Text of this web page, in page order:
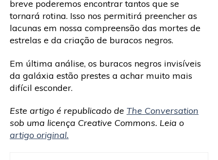
breve poderemos encontrar tantos que se
tornará rotina. Isso nos permitirá preencher as
lacunas em nossa compreensão das mortes de
estrelas e da criação de buracos negros.
Em última análise, os buracos negros invisíveis
da galáxia estão prestes a achar muito mais
difícil esconder.
Este artigo é republicado de The Conversation
sob uma licença Creative Commons. Leia o
artigo original.